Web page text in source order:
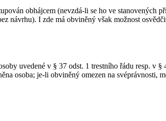
obhájcem (nevzdá-li se ho ve stanovených
návrhu). I zde má obviněný však možnost
uvedené v § 37 odst. 1 trestního řádu resp. v §
osoba; je-li obviněný omezen na svéprávnosti,